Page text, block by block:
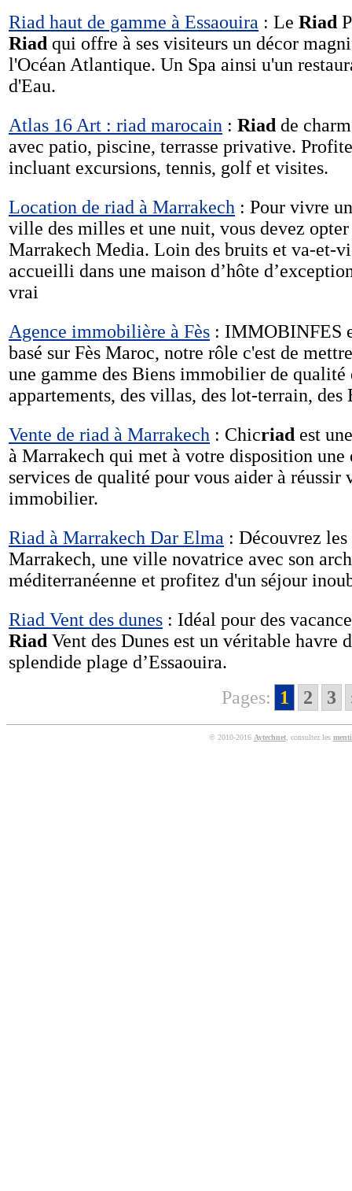
Riad haut de gamme à Essaouira : Le Riad
Riad qui offre à ses visiteurs un décor
l'Océan Atlantique. Un Spa ainsi u'un
d'Eau.
Atlas 16 Art : riad marocain : Riad de
avec patio, piscine, terrasse privative.
incluant excursions, tennis, golf et visites.
Location de riad à Marrakech : Pour vivre
ville des milles et une nuit, vous devez
Marrakech Media. Loin des bruits et va-et-
accueilli dans une maison d’hôte
vrai
Agence immobilière à Fès : IMMOBINFES
basé sur Fès Maroc, notre rôle c'est de
une gamme des Biens immobilier de qualité
appartements, des villas, des lot-terrain, des
Vente de riad à Marrakech : Chicriad est
à Marrakech qui met à votre disposition une
services de qualité pour vous aider à réussir
immobilier.
Riad à Marrakech Dar Elma : Découvrez
Marrakech, une ville novatrice avec son
méditerranéenne et profitez d'un séjour
Riad Vent des dunes : Idéal pour des
Riad Vent des Dunes est un véritable havre
splendide plage d’Essaouira.
Pages: 1 2 3
© 2010-2016 Aytechnet, consultez les